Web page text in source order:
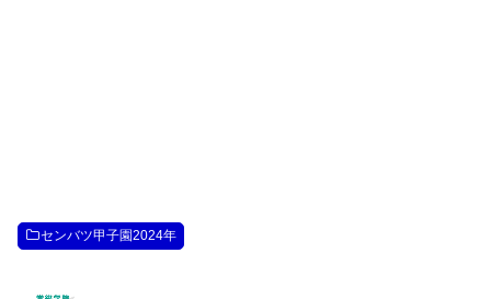
センバツ甲子園2024年